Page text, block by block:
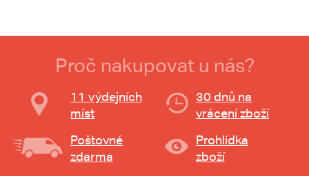
Proč nakupovat u nás?
11 výdejních
míst
30 dnů na
vrácení zboží
Poštovné
zdarma
Prohlídka
zboží